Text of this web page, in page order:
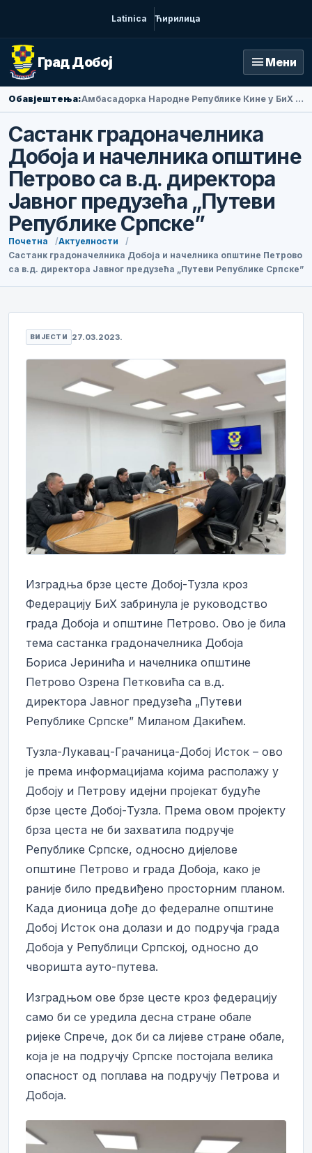
Latinica Ћирилица
Град Добој menu Мени
Обавјештења: Амбасадорка Народне Републике Кине у БиХ Ли Фан посјетила Добој
Састанк градоначелника
Добоја и начелника општине
Петрово са в.д. директора
Јавног предузећа „Путеви
Републике Српске”
Почетна
Актуелности
Састанк градоначелника Добоја и начелника општине Петрово
са в.д. директора Јавног предузећа „Путеви Републике Српске”
ВИЈЕСТИ 27.03.2023.
Изградња брзе цесте Добој-Тузла кроз
Федерацију БиХ забринула је руководство
града Добоја и општине Петрово. Ово је била
тема састанка градоначелника Добоја
Бориса Јеринића и начелника општине
Петрово Озрена Петковића са в.д.
директора Јавног предузећа „Путеви
Републике Српске” Миланом Дакићем.
Тузла-Лукавац-Грачаница-Добој Исток – ово
је према информацијама којима располажу у
Добоју и Петрову идејни пројекат будуће
брзе цесте Добој-Тузла. Према овом пројекту
брза цеста не би захватила подручје
Републике Српске, односно дијелове
општине Петрово и града Добоја, како је
раније било предвиђено просторним планом.
Када дионица дође до федералне општине
Добој Исток она долази и до подручја града
Добоја у Републици Српској, односно до
чворишта ауто-путева.
Изградњом ове брзе цесте кроз федерацију
само би се уредила десна стране обале
ријеке Спрече, док би са лијеве стране обале,
која је на подручју Српске постојала велика
опасност од поплава на подручју Петрова и
Добоја.